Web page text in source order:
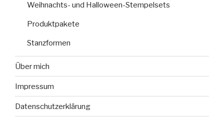
Weihnachts- und Halloween-Stempelsets
Produktpakete
Stanzformen
Über mich
Impressum
Datenschutzerklärung